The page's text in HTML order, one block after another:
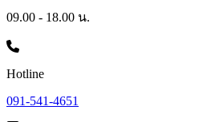
09.00 - 18.00 น.
Hotline
091-541-4651